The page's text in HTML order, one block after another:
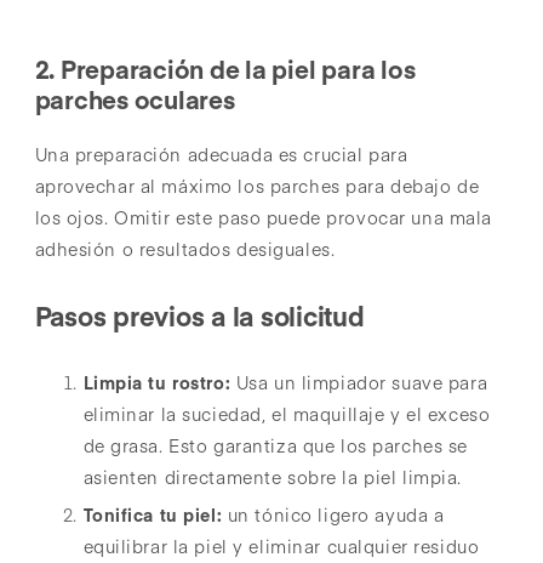
2. Preparación de la piel para los
parches oculares
Una preparación adecuada es crucial para
aprovechar al máximo los parches para debajo de
los ojos. Omitir este paso puede provocar una mala
adhesión o resultados desiguales.
Pasos previos a la solicitud
Limpia tu rostro: Usa un limpiador suave para
eliminar la suciedad, el maquillaje y el exceso
de grasa. Esto garantiza que los parches se
asienten directamente sobre la piel limpia.
Tonifica tu piel: un tónico ligero ayuda a
equilibrar la piel y eliminar cualquier residuo